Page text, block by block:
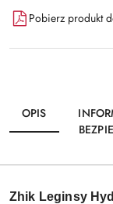
Pobierz produkt
OPIS
Zhik Leginsy